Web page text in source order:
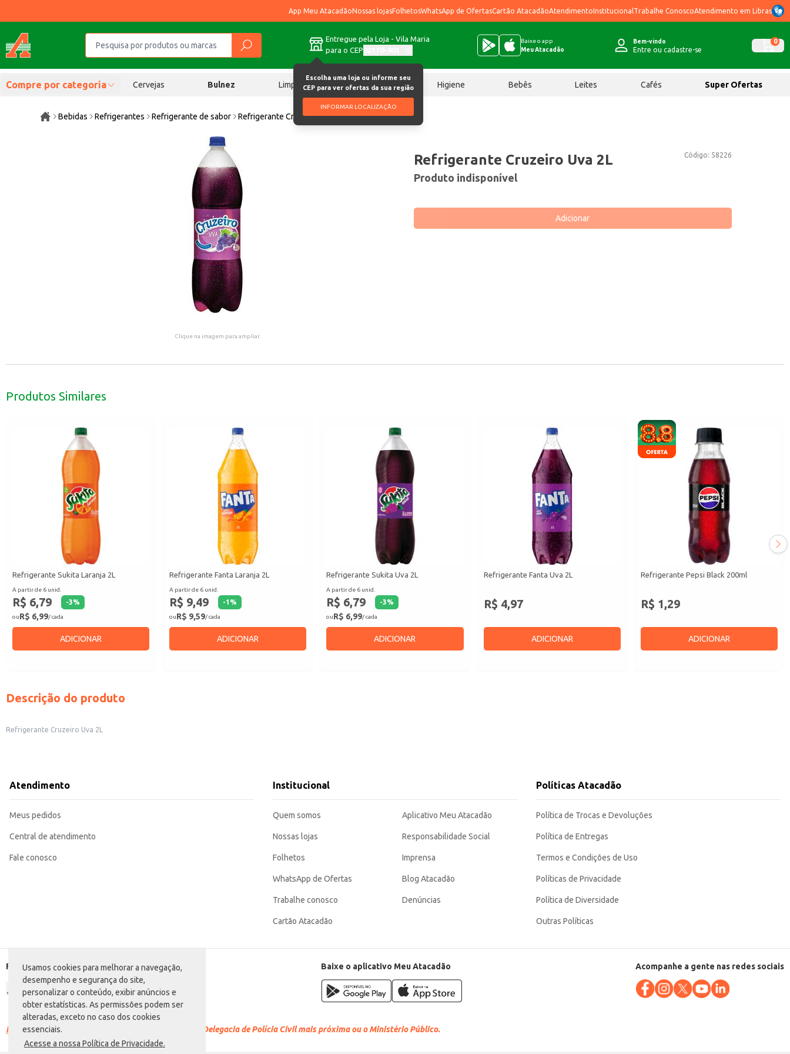
Usamos cookies para melhorar a navegação,
desempenho e segurança do site,
personalizar o conteúdo, exibir anúncios e
obter estatísticas. As permissões podem ser
alteradas, exceto no caso dos cookies
essenciais.
Acesse a nossa Política de Privacidade.
App Meu AtacadãoNossas lojasFolhetosWhatsApp de OfertasCartão AtacadãoAtendimentoInstitucional Trabalhe ConoscoAtendimento em Libras
Entregue pela Loja - Vila Maria
para o CEP
Escolha uma loja ou informe seu
CEP para ver ofertas da sua região
INFORMAR LOCALIZAÇÃO
Baixe o app
Meu Atacadão
Bem-vindo
Entre ou cadastre-se
0
Compre por categoria Cervejas Bulnez Limpeza Chocolates Higiene Bebês Leites Cafés Super Ofertas
Bebidas Refrigerantes Refrigerante de sabor Refrigerante Cruzeiro Uva 2L
Clique na imagem para ampliar.
Código: 58226
Refrigerante Cruzeiro Uva 2L
Produto indisponível
Adicionar
Produtos Similares
Refrigerante Sukita Laranja 2L
A partir de 6 unid.
R$ 6,79 -3%
ouR$ 6,99/ cada
ADICIONAR
Refrigerante Fanta Laranja 2L
A partir de 6 unid.
R$ 9,49 -1 %
ouR$ 9,59/ cada
ADICIONAR
Refrigerante Sukita Uva 2L
A partir de 6 unid.
R$ 6,79 -3%
ouR$ 6,99/ cada
ADICIONAR
Refrigerante Fanta Uva 2L
R$ 4,97
ADICIONAR
Refrigerante Pepsi Black 200ml
R$ 1,29
ADICIONAR
Descrição do produto
Refrigerante Cruzeiro Uva 2L
Atendimento
Meus pedidos
Central de atendimento
Fale conosco
Institucional
Quem somos
Nossas lojas
Folhetos
WhatsApp de Ofertas
Trabalhe conosco
Cartão Atacadão
Aplicativo Meu Atacadão
Responsabilidade Social
Imprensa
Blog Atacadão
Denúncias
Políticas Atacadão
Política de Trocas e Devoluções
Política de Entregas
Termos e Condições de Uso
Políticas de Privacidade
Política de Diversidade
Outras Políticas
Formas de pagamento Baixe o aplicativo Meu Atacadão Acompanhe a gente nas redes sociais
Racismo é crime. Denuncie. Disque 100 ou procure a Delegacia de Polícia Civil mais próxima ou o Ministério Público.